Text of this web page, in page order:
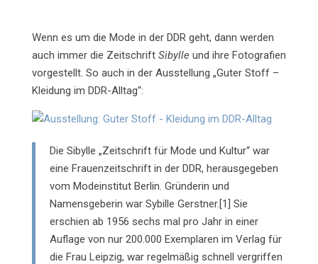
Wenn es um die Mode in der DDR geht, dann werden
auch immer die Zeitschrift Sibylleund ihre Fotografien
vorgestellt. So auch in der Ausstellung „Guter Stoff –
Kleidung im DDR-Alltag“:
Die Sibylle „Zeitschrift für Mode und Kultur“ war
eine Frauenzeitschrift in der DDR, herausgegeben
vom Modeinstitut Berlin. Gründerin und
Namensgeberin war Sybille Gerstner.[1] Sie
erschien ab 1956 sechs mal pro Jahr in einer
Auflage von nur 200.000 Exemplaren im Verlag für
die Frau Leipzig, war regelmäßig schnell vergriffen